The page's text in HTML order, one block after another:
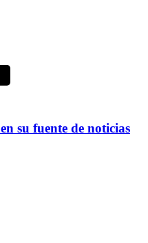
en su fuente de noticias